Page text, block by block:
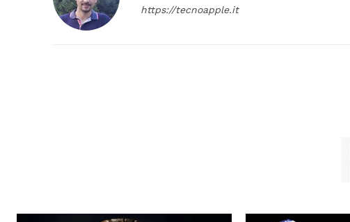
https://tecnoapple.it